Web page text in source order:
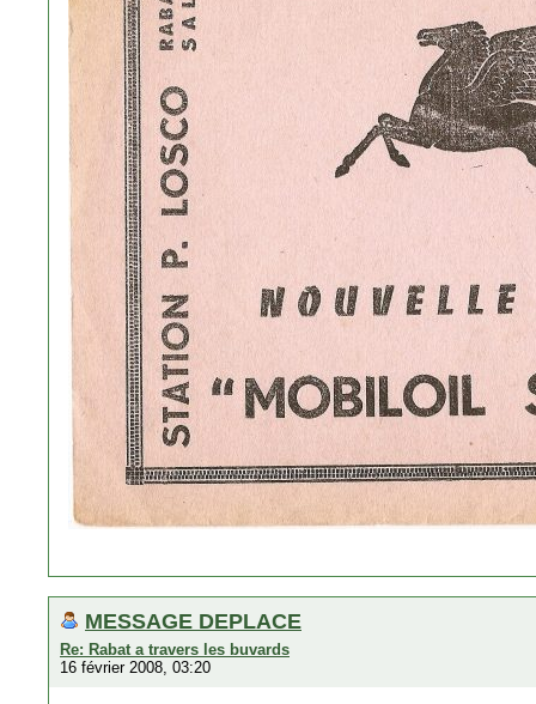
MESSAGE DEPLACE
Re: Rabat a travers les buvards
16 février 2008, 03:20